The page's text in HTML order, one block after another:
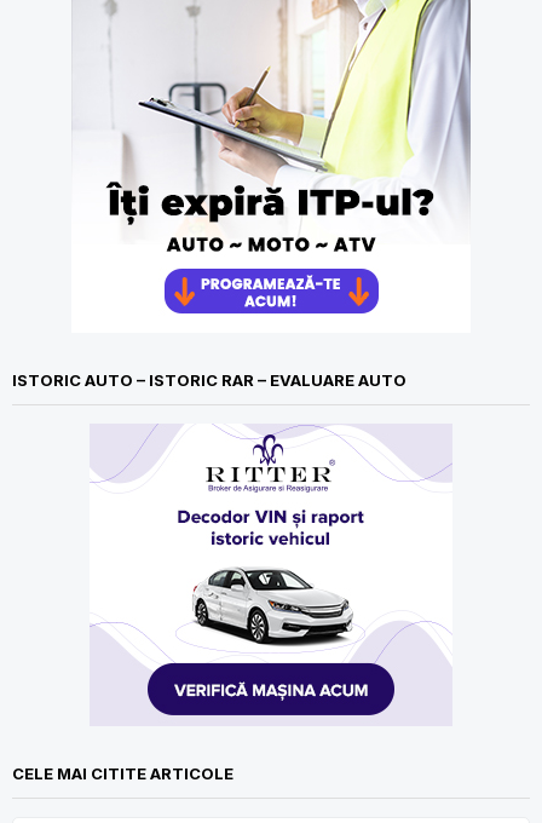
ISTORIC AUTO – ISTORIC RAR – EVALUARE AUTO
CELE MAI CITITE ARTICOLE